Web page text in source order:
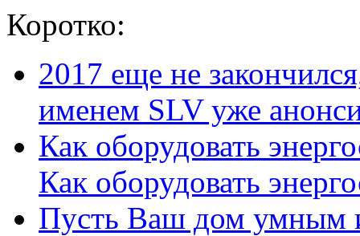
Коротко:
2017 еще не
именем SLV уже
Как оборудовать
Как оборудовать
Пусть Ваш дом умным